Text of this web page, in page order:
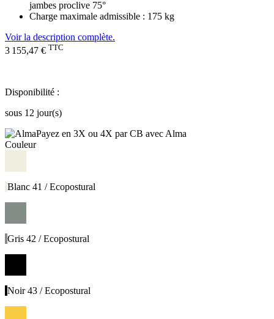
jambes proclive 75°
Charge maximale admissible : 175 kg
Voir la description complète.
3 155,47 € TTC
Disponibilité :
sous 12 jour(s)
Payez en 3X ou 4X par CB avec Alma
Couleur
Blanc 41 / Ecopostural
Gris 42 / Ecopostural
Noir 43 / Ecopostural